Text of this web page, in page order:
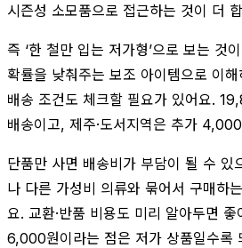
시즌성 소모품으로 접근하는 것이 더
즉 ‘한 철만 입는 저가형’으로 보는 것
확률을 낮춰주는 보조 아이템으로 이
배송 조건도 체크할 필요가 있어요.
배송이고, 제주·도서지역은 추가
단품만 사면 배송비가 부담이 될 수 있
나 다른 가성비 의류와 묶어서 구매하
요. 교환·반품 비용도 미리 알아두면
6,000원이라는 점은 저가 상품일수록